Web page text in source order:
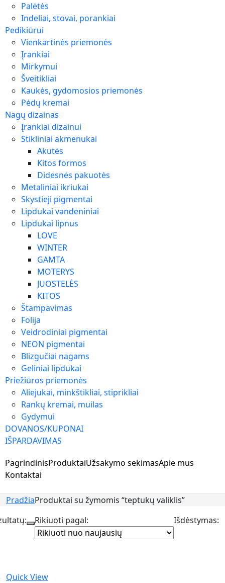
Palėtės
Indeliai, stovai, porankiai
Pedikiūrui
Vienkartinės priemonės
Įrankiai
Mirkymui
Šveitikliai
Kaukės, gydomosios priemonės
Pėdų kremai
Nagų dizainas
Įrankiai dizainui
Stikliniai akmenukai
Akutės
Kitos formos
Didesnės pakuotės
Metaliniai ikriukai
Skystieji pigmentai
Lipdukai vandeniniai
Lipdukai lipnus
LOVE
WINTER
GAMTA
MOTERYS
JUOSTELĖS
KITOS
Štampavimas
Folija
Veidrodiniai pigmentai
NEON pigmentai
Blizgučiai nagams
Geliniai lipdukai
Priežiūros priemonės
Aliejukai, minkštikliai, stiprikliai
Rankų kremai, muilas
Gydymui
DOVANOS/KUPONAI
IŠPARDAVIMAS
PagrindinisProduktaiUžsakymo sekimasApie mus
Kontaktai
PradžiaProduktai su žymomis “teptukų valiklis”
Rikiuoti pagal: Išdėstymas:
Quick View